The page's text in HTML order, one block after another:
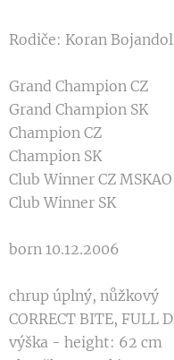
Rodiče: Koran
Grand Champion CZ
Grand Champion SK
Champion CZ
Champion SK
Club Winner CZ MSKAO
Club Winner SK
born 10.12.2006
chrup úplný, nůžkový
CORRECT BITE, FULL
výška - height: 62 cm